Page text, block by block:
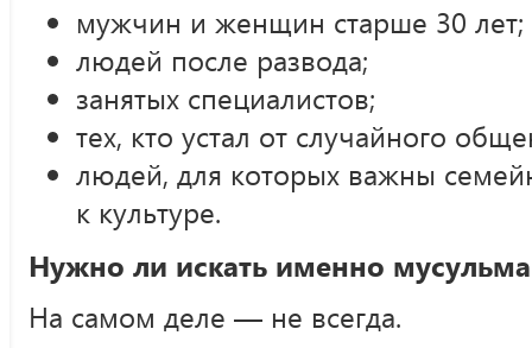
мужчин и женщин старше 30 лет;
людей после развода;
занятых специалистов;
тех, кто устал от случайного
людей, для которых важны
к культуре.
Нужно ли искать именно
На самом деле — не всегда.